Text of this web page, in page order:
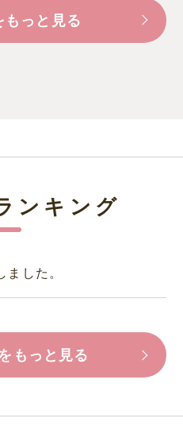
っと見る
ンキング
した。
もっと見る